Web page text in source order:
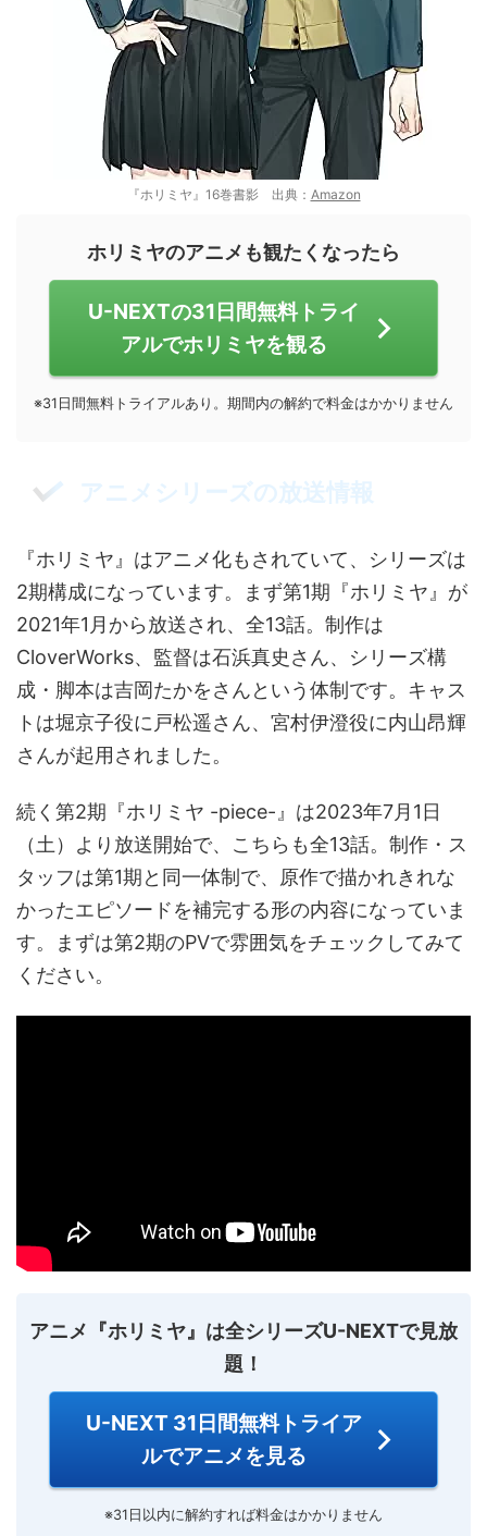
『ホリミヤ』16巻書影 出典： Amazon
ホリミヤのアニメも観たくなったら
U-NEXTの31日間無料トライ
アルでホリミヤを観る
※31日間無料トライアルあり。期間内の解約で料金はかかりません
アニメシリーズの放送情報
『ホリミヤ』はアニメ化もされていて、シリーズは
2期構成になっています。まず第1期『ホリミヤ』が
2021年1月から放送され、全13話。制作は
CloverWorks、監督は石浜真史さん、シリーズ構
成・脚本は吉岡たかをさんという体制です。キャス
トは堀京子役に戸松遥さん、宮村伊澄役に内山昂輝
さんが起用されました。
続く第2期『ホリミヤ -piece-』は2023年7月1日
（土）より放送開始で、こちらも全13話。制作・ス
タッフは第1期と同一体制で、原作で描かれきれな
かったエピソードを補完する形の内容になっていま
す。まずは第2期のPVで雰囲気をチェックしてみて
ください。
アニメ『ホリミヤ』は全シリーズU-NEXTで見放
題！
U-NEXT 31日間無料トライア
ルでアニメを見る
※31日以内に解約すれば料金はかかりません